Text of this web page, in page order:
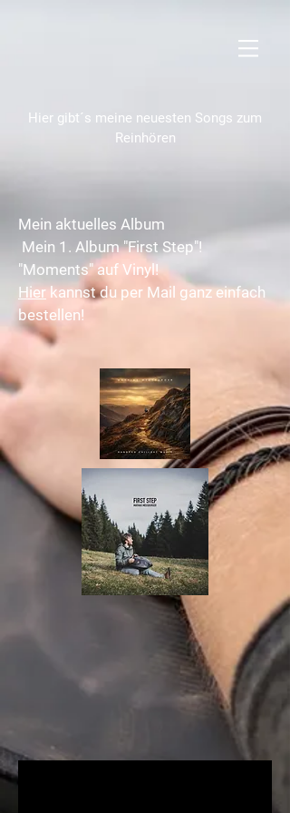
Hier gibt´s meine neuesten Songs zum
Reinhören
Mein aktuelles Album
Mein 1. Album "First Step"!
"Moments" auf Vinyl!
Hierkannst du per Mail ganz einfach
bestellen!